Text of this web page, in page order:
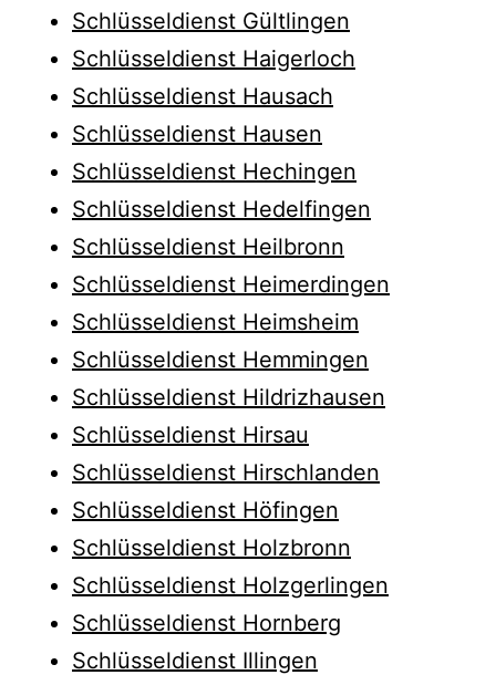
Schlüsseldienst Gültlingen
Schlüsseldienst Haigerloch
Schlüsseldienst Hausach
Schlüsseldienst Hausen
Schlüsseldienst Hechingen
Schlüsseldienst Hedelfingen
Schlüsseldienst Heilbronn
Schlüsseldienst Heimerdingen
Schlüsseldienst Heimsheim
Schlüsseldienst Hemmingen
Schlüsseldienst Hildrizhausen
Schlüsseldienst Hirsau
Schlüsseldienst Hirschlanden
Schlüsseldienst Höfingen
Schlüsseldienst Holzbronn
Schlüsseldienst Holzgerlingen
Schlüsseldienst Hornberg
Schlüsseldienst Illingen